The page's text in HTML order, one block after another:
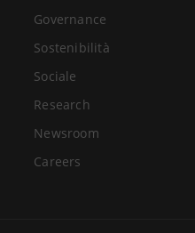
Governance
Sostenibilità
Sociale
Research
Newsroom
Careers